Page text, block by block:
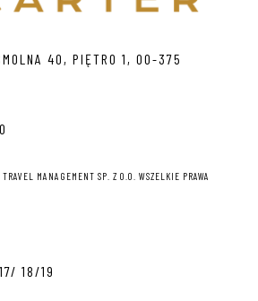
40, PIĘTRO 1, 00-375
MANAGEMENT SP. Z O.O. WSZELKIE PRAWA
18/19